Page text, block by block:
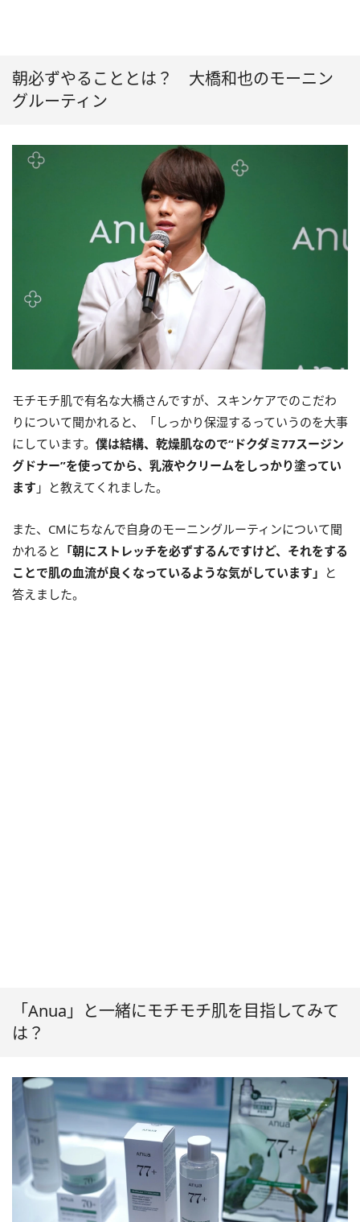
朝必ずやることとは？ 大橋和也のモーニン
グルーティン
モチモチ肌で有名な大橋さんですが、スキンケアでのこだわ
りについて聞かれると、「しっかり保湿するっていうのを大事
にしています。 僕は結構、乾燥肌なので“ドクダミ77スージン
グドナー”を使ってから、乳液やクリームをしっかり塗ってい
ます 」と教えてくれました。
また、CMにちなんで自身のモーニングルーティンについて聞
かれると 「朝にストレッチを必ずするんですけど、それをする
ことで肌の血流が良くなっているような気がしています」 と
答えました。
「Anua」と一緒にモチモチ肌を目指してみて
は？